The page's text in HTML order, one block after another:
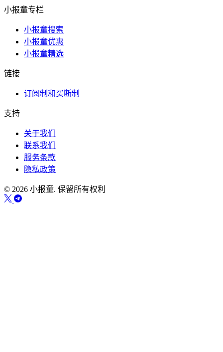
小报童专栏
小报童搜索
小报童优惠
小报童精选
链接
订阅制和买断制
支持
关于我们
联系我们
服务条款
隐私政策
© 2026 小报童. 保留所有权利